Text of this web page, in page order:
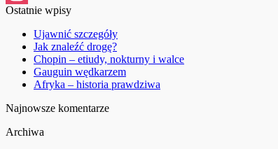
Instagram
Ostatnie wpisy
Ujawnić szczegóły
Jak znaleźć drogę?
Chopin – etiudy, nokturny i walce
Gauguin wędkarzem
Afryka – historia prawdziwa
Najnowsze komentarze
Archiwa